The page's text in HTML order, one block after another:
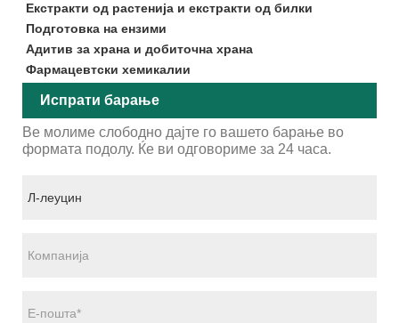
Екстракти од растенија и екстракти од билки
Подготовка на ензими
Адитив за храна и добиточна храна
Фармацевтски хемикалии
Испрати барање
Ве молиме слободно дајте го вашето барање во
формата подолу. Ќе ви одговориме за 24 часа.